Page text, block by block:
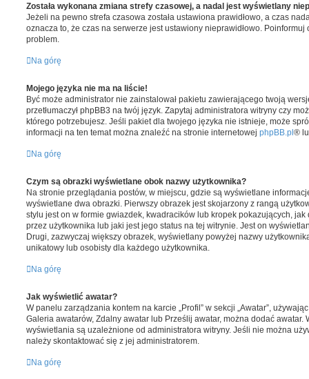
Została wykonana zmiana strefy czasowej, a nadal jest wyświetlany
Jeżeli na pewno strefa czasowa została ustawiona prawidłowo, a czas
oznacza to, że czas na serwerze jest ustawiony nieprawidłowo. Poinformuj
problem.
Na górę
Mojego języka nie ma na liście!
Być może administrator nie zainstalował pakietu zawierającego twoją
przetłumaczył phpBB3 na twój język. Zapytaj administratora witryny czy
którego potrzebujesz. Jeśli pakiet dla twojego języka nie istnieje, może
informacji na ten temat można znaleźć na stronie internetowej phpBB.pl®
Na górę
Czym są obrazki wyświetlane obok nazwy użytkownika?
Na stronie przeglądania postów, w miejscu, gdzie są wyświetlane
wyświetlane dwa obrazki. Pierwszy obrazek jest skojarzony z rangą
stylu jest on w formie gwiazdek, kwadracików lub kropek pokazujących, jak
przez użytkownika lub jaki jest jego status na tej witrynie. Jest on
Drugi, zazwyczaj większy obrazek, wyświetlany powyżej nazwy
unikatowy lub osobisty dla każdego użytkownika.
Na górę
Jak wyświetlić awatar?
W panelu zarządzania kontem na karcie „Profil” w sekcji „Awatar”,
Galeria awatarów, Zdalny awatar lub Prześlij awatar, można dodać
wyświetlania są uzależnione od administratora witryny. Jeśli nie można
należy skontaktować się z jej administratorem.
Na górę